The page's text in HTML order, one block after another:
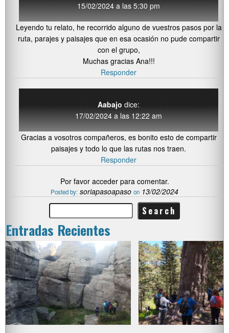
15/02/2024 a las 5:30 pm
Leyendo tu relato, he recorrido alguno de vuestros pasos por la
ruta, parajes y paisajes que en esa ocasión no pude compartir
con el grupo,
Muchas gracias Ana!!!
Responder
Aabajo dice:
17/02/2024 a las 12:22 am
Gracias a vosotros compañeros, es bonito esto de compartir
paisajes y todo lo que las rutas nos traen.
Responder
Por favor acceder para comentar.
Posted by: soriapasoapaso on 13/02/2024
Entradas Recientes